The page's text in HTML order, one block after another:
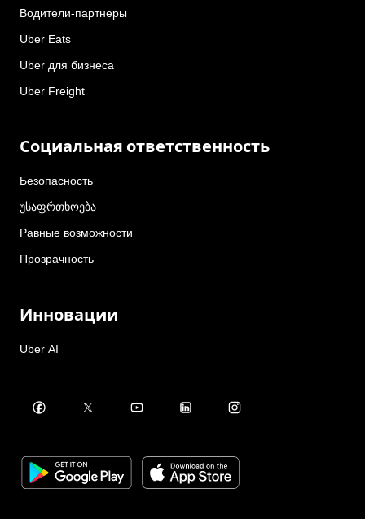
Водители-партнеры
Uber Eats
Uber для бизнеса
Uber Freight
Социальная ответственность
Безопасность
უსაფრთხოება
Равные возможности
Прозрачность
Инновации
Uber AI